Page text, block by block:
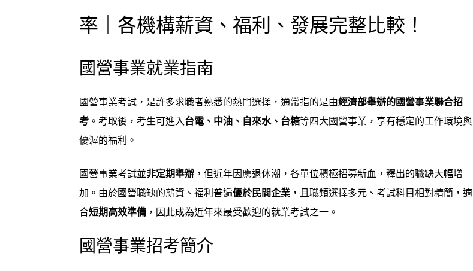
率｜各機構薪資、福利、發展完整比較！
國營事業就業指南
國營事業考試，是許多求職者熟悉的熱門選擇，通常指的是由經濟部舉辦的國營事業聯合招
考 。考取後，考生可進入台電、中油、自來水、台糖等四大國營事業，享有穩定的工作環境與
優渥的福利。
國營事業考試並非定期舉辦 ，但近年因應退休潮，各單位積極招募新血，釋出的職缺大幅增
加。由於國營職缺的薪資、福利普遍優於民間企業 ，且職類選擇多元、考試科目相對精簡，適
合短期高效準備 ，因此成為近年來最受歡迎的就業考試之一。
國營事業招考簡介